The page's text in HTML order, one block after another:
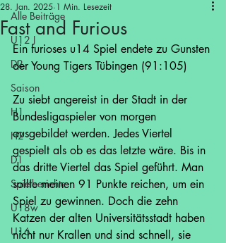
Alle Beiträge
U12 I
D2
Saison
H1
H2
D1
Spielberichte
U18w
U16
Fast and Furious
28. Jan. 2025 1 Min. Lesezeit
Ein furioses u14 Spiel endete zu Gunsten
der Young Tigers Tübingen (91:105)
Zu siebt angereist in der Stadt in der
Bundesligaspieler von morgen
ausgebildet werden. Jedes Viertel
gespielt als ob es das letzte wäre. Bis in
das dritte Viertel das Spiel geführt. Man
sollte meinen 91 Punkte reichen, um ein
Spiel zu gewinnen. Doch die zehn
Katzen der alten Universitätsstadt haben
nicht nur Krallen und sind schnell, sie